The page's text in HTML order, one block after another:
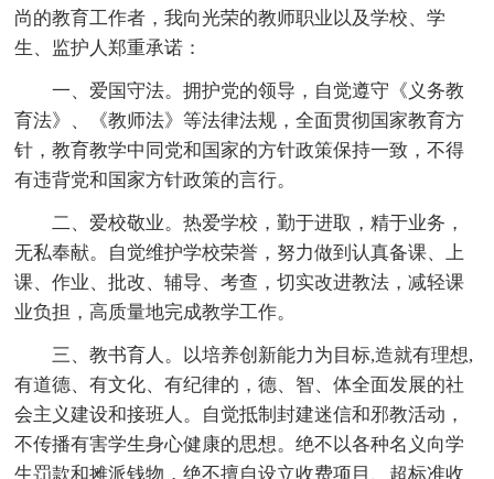
尚的教育工作者，我向光荣的教师职业以及学校、学
生、监护人郑重承诺：
一、爱国守法。拥护党的领导，自觉遵守《义务教
育法》、《教师法》等法律法规，全面贯彻国家教育方
针，教育教学中同党和国家的方针政策保持一致，不得
有违背党和国家方针政策的言行。
二、爱校敬业。热爱学校，勤于进取，精于业务，
无私奉献。自觉维护学校荣誉，努力做到认真备课、上
课、作业、批改、辅导、考查，切实改进教法，减轻课
业负担，高质量地完成教学工作。
三、教书育人。以培养创新能力为目标,造就有理想,
有道德、有文化、有纪律的，德、智、体全面发展的社
会主义建设和接班人。自觉抵制封建迷信和邪教活动，
不传播有害学生身心健康的思想。绝不以各种名义向学
生罚款和摊派钱物，绝不擅自设立收费项目、超标准收